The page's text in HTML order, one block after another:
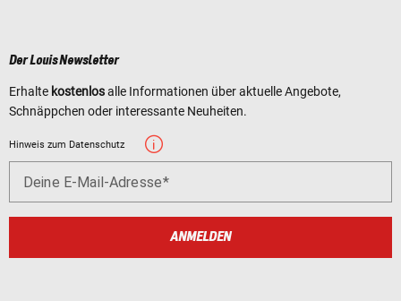
Der Louis Newsletter
Erhalte kostenlosalle Informationen über aktuelle Angebote,
Schnäppchen oder interessante Neuheiten.
Hinweis zum Datenschutz
Deine E-Mail-Adresse
ANMELDEN